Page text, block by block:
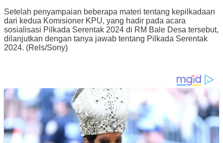
Setelah penyampaian beberapa materi tentang kepilkadaan
dari kedua Komisioner KPU, yang hadir pada acara
sosialisasi Pilkada Serentak 2024 di RM Bale Desa tersebut,
dilanjutkan dengan tanya jawab tentang Pilkada Serentak
2024. (Rels/Sony)